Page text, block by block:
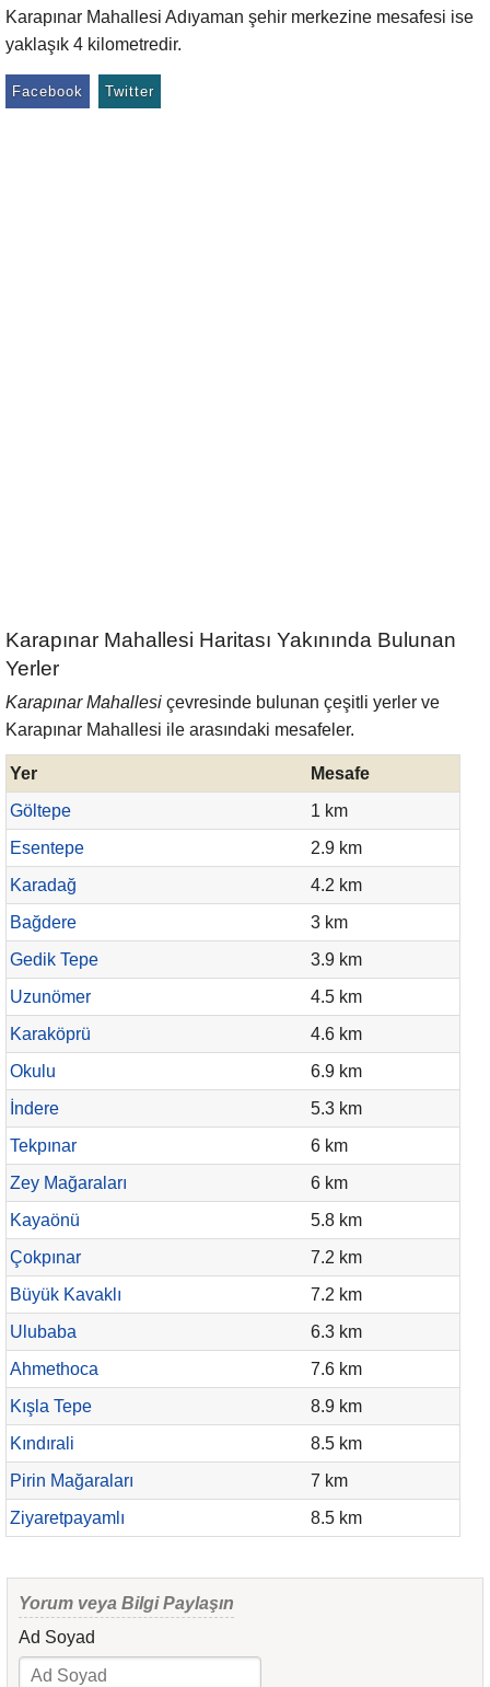
Karapınar Mahallesi Adıyaman şehir merkezine mesafesi ise
yaklaşık 4 kilometredir.
Facebook Twitter
Karapınar Mahallesi Haritası Yakınında Bulunan
Yerler
Karapınar Mahallesi çevresinde bulunan çeşitli yerler ve
Karapınar Mahallesi ile arasındaki mesafeler.
Yer
Mesafe
Göltepe
1 km
Esentepe
2.9 km
Karadağ
4.2 km
Bağdere
3 km
Gedik Tepe
3.9 km
Uzunömer
4.5 km
Karaköprü
4.6 km
Okulu
6.9 km
İndere
5.3 km
Tekpınar
6 km
Zey Mağaraları
6 km
Kayaönü
5.8 km
Çokpınar
7.2 km
Büyük Kavaklı
7.2 km
Ulubaba
6.3 km
Ahmethoca
7.6 km
Kışla Tepe
8.9 km
Kındırali
8.5 km
Pirin Mağaraları
7 km
Ziyaretpayamlı
8.5 km
Yorum veya Bilgi Paylaşın
Ad Soyad